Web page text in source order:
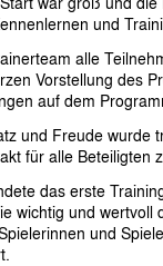
und
alle
Vorstellung des
auf dem
und Freude
für alle Beteiligten
das erste
wichtig und
und